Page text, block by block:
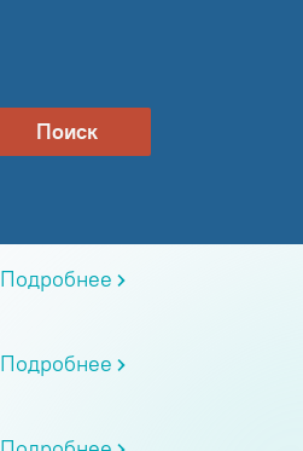
Поиск
Подробнее
Подробнее